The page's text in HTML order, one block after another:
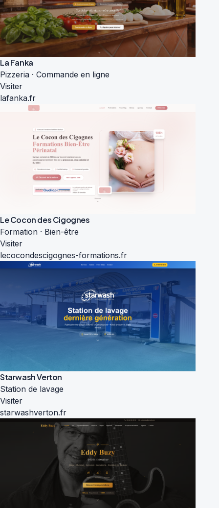
La Fanka
Pizzeria · Commande en ligne
Visiter
lafanka.fr
Le Cocon des Cigognes
Formation · Bien-être
Visiter
lecocondescigognes-formations.fr
Starwash Verton
Station de lavage
Visiter
starwashverton.fr